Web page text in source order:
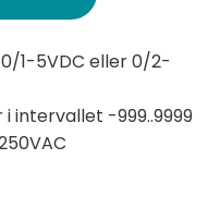
1-5VDC eller 0/2-
intervallet -999..9999